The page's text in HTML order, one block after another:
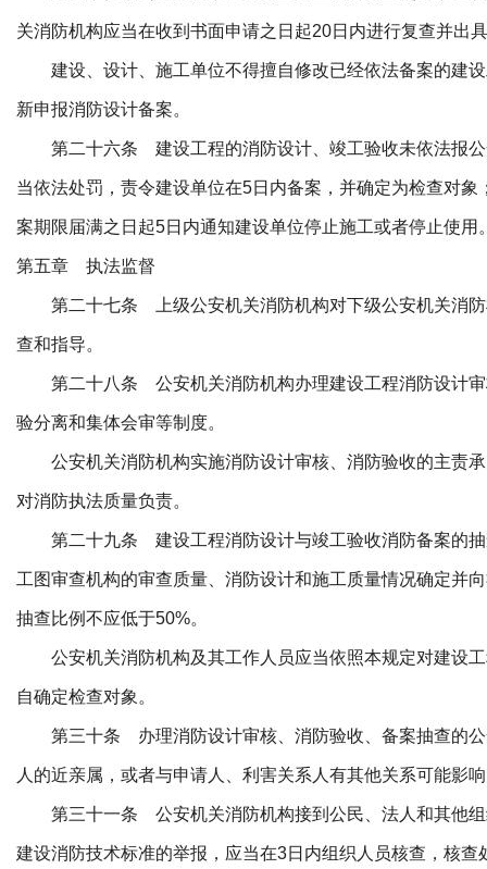
关消防机构应当在收到书面申请之日起20日内进行复查并出
建设、设计、施工单位不得擅自修改已经依法备案的建设
新申报消防设计备案。
第二十六条 建设工程的消防设计、竣工验收未依法报公
当依法处罚，责令建设单位在5日内备案，并确定为检查对
案期限届满之日起5日内通知建设单位停止施工或者停止使用
第五章 执法监督
第二十七条 上级公安机关消防机构对下级公安机关消防
查和指导。
第二十八条 公安机关消防机构办理建设工程消防设计审
验分离和集体会审等制度。
公安机关消防机构实施消防设计审核、消防验收的主责承
对消防执法质量负责。
第二十九条 建设工程消防设计与竣工验收消防备案的抽
工图审查机构的审查质量、消防设计和施工质量情况确定并
抽查比例不应低于50%。
公安机关消防机构及其工作人员应当依照本规定对建设工
自确定检查对象。
第三十条 办理消防设计审核、消防验收、备案抽查的公
人的近亲属，或者与申请人、利害关系人有其他关系可能影
第三十一条 公安机关消防机构接到公民、法人和其他组
建设消防技术标准的举报，应当在3日内组织人员核查，核查